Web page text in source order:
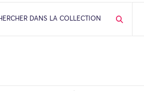
DANS LA COLLECTION